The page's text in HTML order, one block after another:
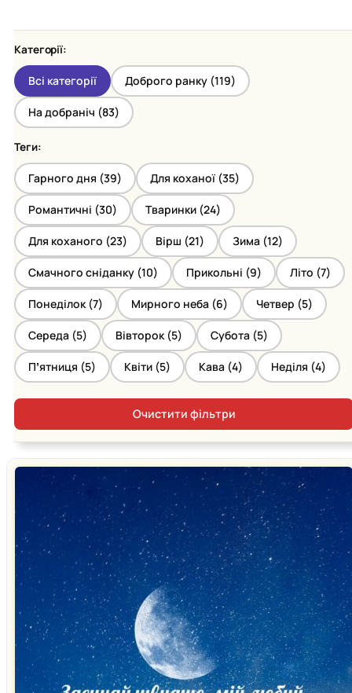
Категорії:
Всі категорії Доброго ранку (119)
На добраніч (83)
Теги:
Гарного дня (39) Для коханої (35)
Романтичні (30) Тваринки (24)
Для коханого (23) Вірш (21) Зима (12)
Смачного сніданку (10) Прикольні (9) Літо (7)
Понеділок (7) Мирного неба (6) Четвер (5)
Середа (5) Вівторок (5) Субота (5)
Пʼятниця (5) Квіти (5) Кава (4) Неділя (4)
Очистити фільтри